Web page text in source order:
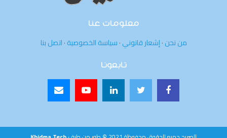
معلومات عنا
من نحن·إشعار قانوني·سياسة الخصوصية·اتصل بنا
تابعونا